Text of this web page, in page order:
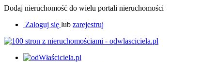
Dodaj nieruchomość do wielu portali nieruchomości
Zaloguj się lub zarejestruj